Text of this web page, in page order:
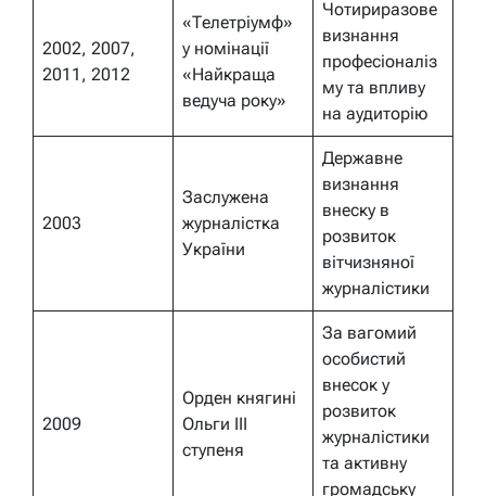
2002, 2007,
2011, 2012
«Телетріумф»
у номінації
«Найкраща
ведуча року»
Чотириразове
визнання
професіоналіз
му та впливу
на аудиторію
2003
Заслужена
журналістка
України
Державне
визнання
внеску в
розвиток
вітчизняної
журналістики
2009
Орден княгині
Ольги III
ступеня
За вагомий
особистий
внесок у
розвиток
журналістики
та активну
громадську